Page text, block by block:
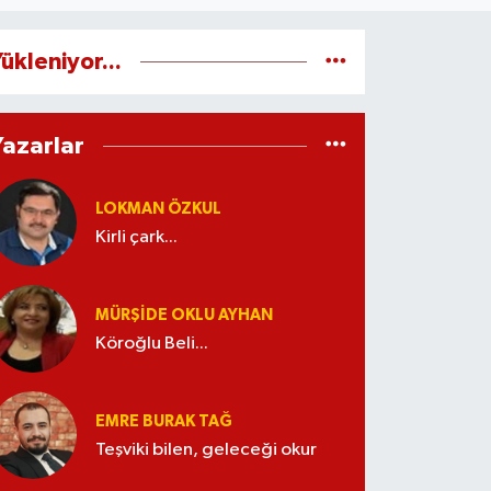
LOKMAN ÖZKUL
Kirli çark...
MÜRŞIDE OKLU AYHAN
Köroğlu Beli...
EMRE BURAK TAĞ
Teşviki bilen, geleceği okur